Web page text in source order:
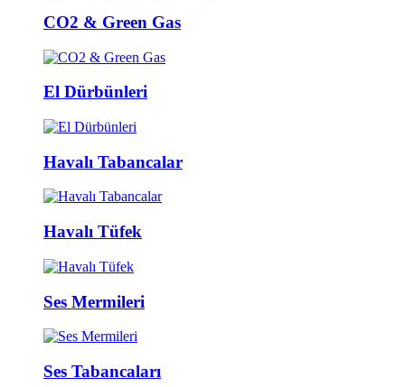
CO2 & Green Gas
El Dürbünleri
Havalı Tabancalar
Havalı Tüfek
Ses Mermileri
Ses Tabancaları